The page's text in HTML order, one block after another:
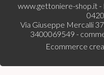
www.gettoniere-shop.it -
Via Giuseppe Mercalli
3400069549 -
Ecommerce